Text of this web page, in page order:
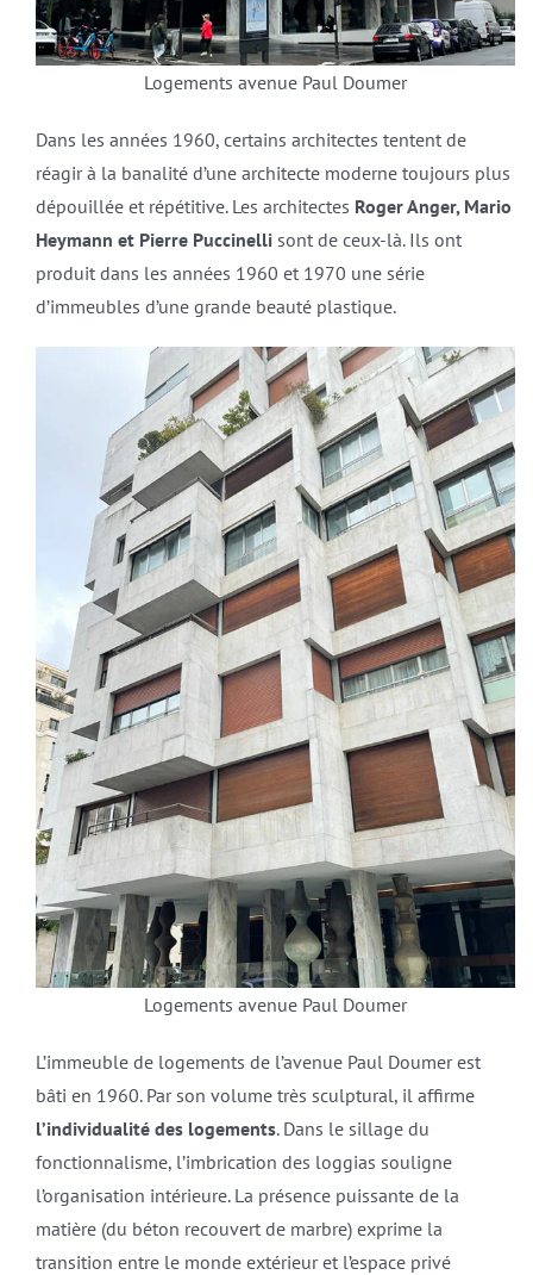
Logements avenue Paul Doumer
Dans les années 1960, certains architectes tentent de
réagir à la banalité d’une architecte moderne toujours plus
dépouillée et répétitive. Les architectes Roger Anger, Mario
Heymann et Pierre Puccinellisont de ceux-là. Ils ont
produit dans les années 1960 et 1970 une série
d’immeubles d’une grande beauté plastique.
Logements avenue Paul Doumer
L’immeuble de logements de l’avenue Paul Doumer est
bâti en 1960. Par son volume très sculptural, il affirme
l’individualité des logements. Dans le sillage du
fonctionnalisme, l’imbrication des loggias souligne
l’organisation intérieure. La présence puissante de la
matière (du béton recouvert de marbre) exprime la
transition entre le monde extérieur et l’espace privé